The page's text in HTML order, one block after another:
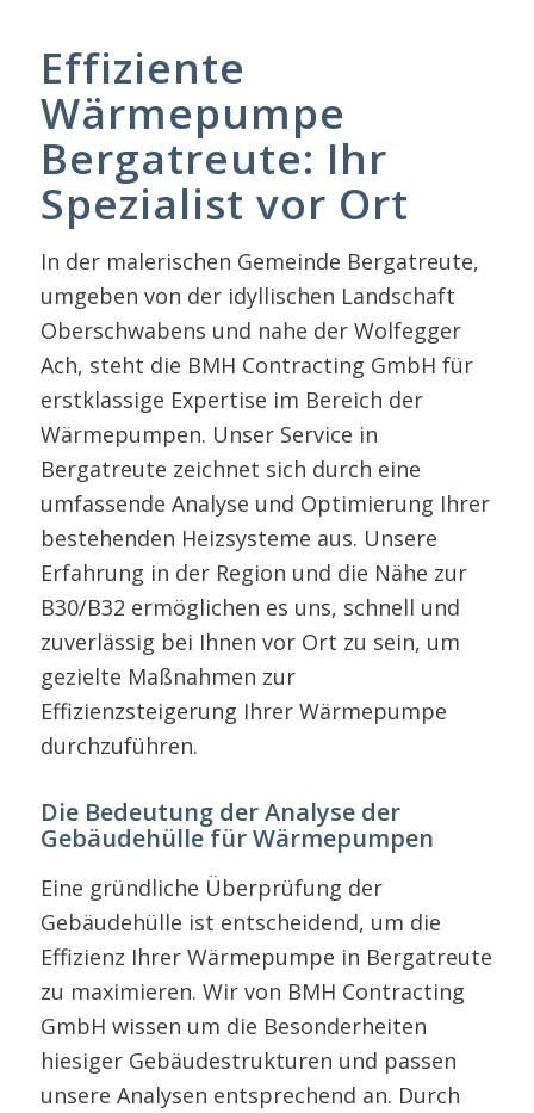
Effiziente
Wärmepumpe
Bergatreute: Ihr
Spezialist vor Ort
In der malerischen Gemeinde Bergatreute,
umgeben von der idyllischen Landschaft
Oberschwabens und nahe der Wolfegger
Ach, steht die BMH Contracting GmbH für
erstklassige Expertise im Bereich der
Wärmepumpen. Unser Service in
Bergatreute zeichnet sich durch eine
umfassende Analyse und Optimierung Ihrer
bestehenden Heizsysteme aus. Unsere
Erfahrung in der Region und die Nähe zur
B30/B32 ermöglichen es uns, schnell und
zuverlässig bei Ihnen vor Ort zu sein, um
gezielte Maßnahmen zur
Effizienzsteigerung Ihrer Wärmepumpe
durchzuführen.
Die Bedeutung der Analyse der
Gebäudehülle für Wärmepumpen
Eine gründliche Überprüfung der
Gebäudehülle ist entscheidend, um die
Effizienz Ihrer Wärmepumpe in Bergatreute
zu maximieren. Wir von BMH Contracting
GmbH wissen um die Besonderheiten
hiesiger Gebäudestrukturen und passen
unsere Analysen entsprechend an. Durch